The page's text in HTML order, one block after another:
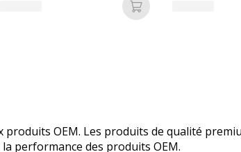
au panier Ajouter au panier
OEM. Les produits de qualité
performance des produits OEM.